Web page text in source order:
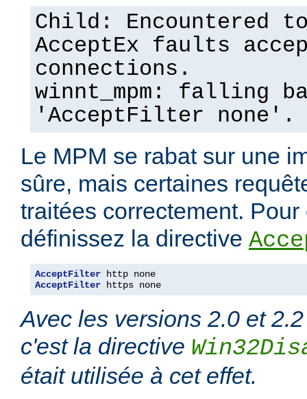
Child: Encountered
AcceptEx faults
connections.
winnt_mpm: falling
'AcceptFilter none'.
Le MPM se rabat sur une
sûre, mais certaines
traitées correctement.
définissez la directive
AcceptFilter
AcceptFilter https none
Avec les versions 2.0 et
c'est la directive
était utilisée à cet effet.